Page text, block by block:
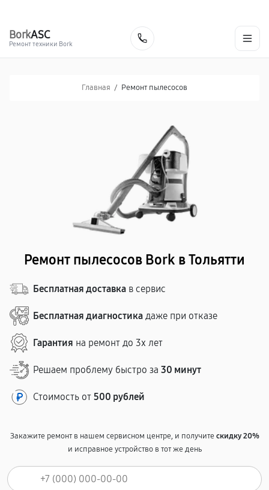
BorkASC
Ремонт техники Bork
Главная / Ремонт пылесосов
Ремонт пылесосов Bork в Тольятти
Бесплатная доставка в сервис
Бесплатная диагностика даже при отказе
Гарантия на ремонт до 3х лет
Решаем проблему быстро за 30 минут
Стоимость от 500 рублей
Закажите ремонт в нашем сервисном центре, и получитескидку 20%
и исправное устройство в тот же день